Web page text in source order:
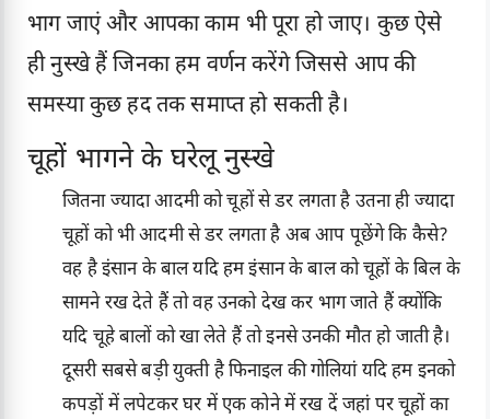
भाग जाएं और आपका काम भी पूरा हो जाए। कुछ ऐसे
ही नुस्खे हैं जिनका हम वर्णन करेंगे जिससे आप की
समस्या कुछ हद तक समाप्त हो सकती है।
चूहों भागने के घरेलू नुस्खे
जितना ज्यादा आदमी को चूहों से डर लगता है उतना ही ज्यादा
चूहों को भी आदमी से डर लगता है अब आप पूछेंगे कि कैसे?
वह है इंसान के बाल यदि हम इंसान के बाल को चूहों के बिल के
सामने रख देते हैं तो वह उनको देख कर भाग जाते हैं क्योंकि
यदि चूहे बालों को खा लेते हैं तो इनसे उनकी मौत हो जाती है।
दूसरी सबसे बड़ी युक्ती है फिनाइल की गोलियां यदि हम इनको
कपड़ों में लपेटकर घर में एक कोने में रख दें जहां पर चूहों का